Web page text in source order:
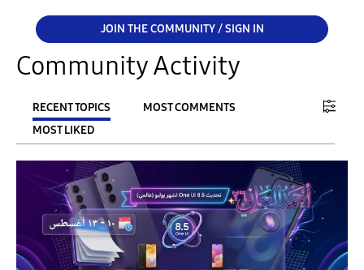
JOIN THE COMMUNITY / SIGN IN
Community Activity
RECENT TOPICS
MOST COMMENTS
MOST LIKED
FILTER:
From
To